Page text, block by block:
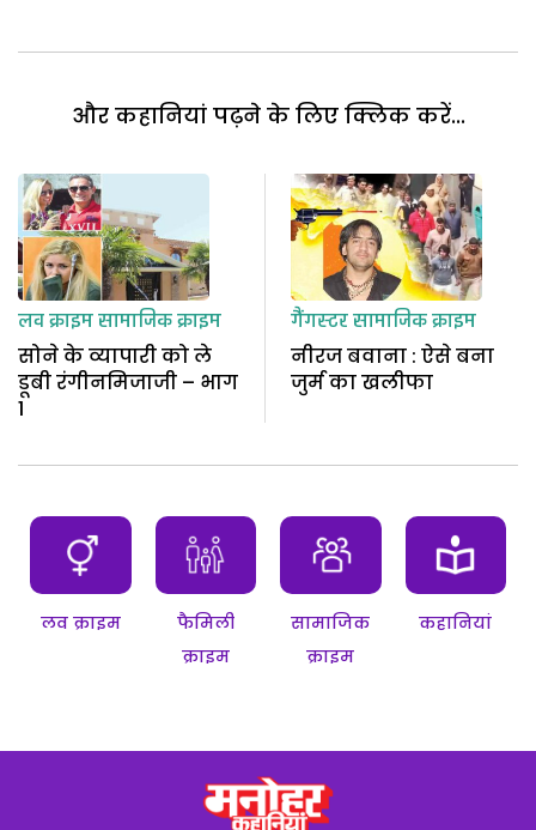
और कहानियां पढ़ने के लिए क्लिक करें...
लव क्राइमसामाजिक क्राइम
सोने के व्यापारी को ले
डूबी रंगीनमिजाजी – भाग
1
गैंगस्टरसामाजिक क्राइम
नीरज बवाना : ऐसे बना
जुर्म का खलीफा
लव क्राइम
फैमिली
क्राइम
सामाजिक
क्राइम
कहानियां